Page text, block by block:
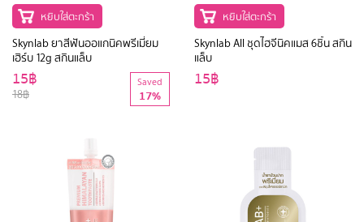
หยิบใส่ตะกร้า
Skynlab ยาสีฟันออแกนิคพรีเมี่ยม
เฮิร์บ 12g สกินแล็บ
18฿
15฿ Saved
17%
หยิบใส่ตะกร้า
Skynlab All ชุดไฮจีนิคแมส 6ชิ้น สกิน
แล็บ
15฿